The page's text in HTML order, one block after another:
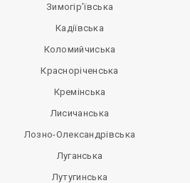
Зимогір’ївська
Кадіївська
Коломийчиська
Красноріченська
Кремінська
Лисичанська
Лозно-Олександрівська
Луганська
Лутугинська